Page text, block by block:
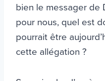
bien le messager de
pour nous, quel est
pourrait être
cette allégation ?